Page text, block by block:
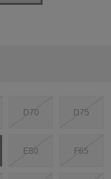
D70 D75
E80 F65